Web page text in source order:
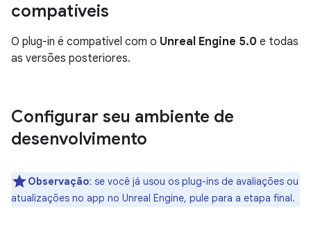
compatíveis
O plug-in é compatível com o Unreal Engine 5.0 e todas
as versões posteriores.
Configurar seu ambiente de
desenvolvimento
Observação: se você já usou os plug-ins de avaliações ou
atualizações no app no Unreal Engine, pule para a etapa final.